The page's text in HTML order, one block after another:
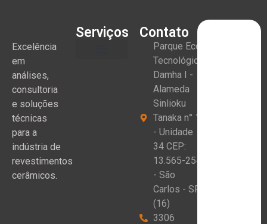
Excelência
em
análises,
consultoria
e soluções
técnicas
para a
indústria de
revestimentos
cerâmicos.
Serviços Contato
Parque Eco
Tecnológico
Damha I -
Alameda
Sinlioku
Tanaka n° 1
- Unidade
34 CEP:
13.565-254
- São
Carlos - SP
(16)
3306